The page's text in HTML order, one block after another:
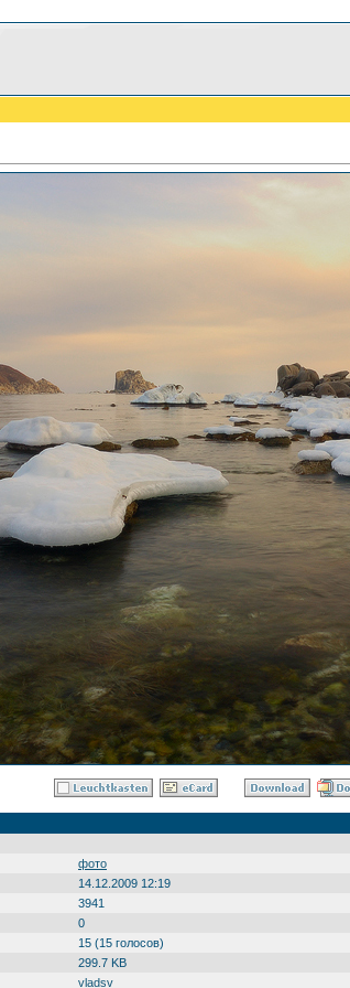
фото
14.12.2009 12:19
3941
0
15 (15 голосов)
299.7 KB
vladsv